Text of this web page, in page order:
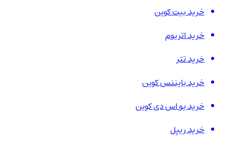
خرید بیت کوین
خرید اتریوم
خرید تتر
خرید بایننس کوین
خرید یو اس دی کوین
خرید ریپل